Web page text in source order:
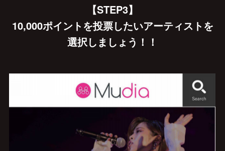
【STEP3】
10,000ポイントを投票したいアーティストを
選択しましょう！！